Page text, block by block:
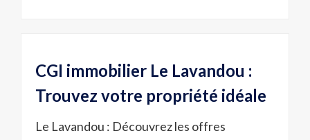
CGI immobilier Le Lavandou :
Trouvez votre propriété idéale
Le Lavandou : Découvrez les offres